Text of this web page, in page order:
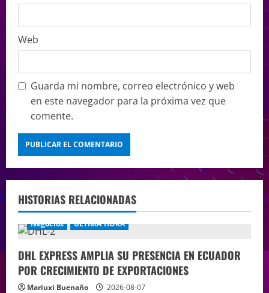
Web
Guarda mi nombre, correo electrónico y web
en este navegador para la próxima vez que
comente.
HISTORIAS RELACIONADAS
Negocios ÚLTIMA HORA
DHL EXPRESS AMPLIA SU PRESENCIA EN ECUADOR
POR CRECIMIENTO DE EXPORTACIONES
Mariuxi Buenaño
2026-08-07